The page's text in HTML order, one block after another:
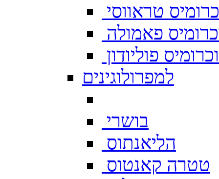
טראווסי
פאמולה
פוליודון
למפרולוגינים
בושרי
הליאנתוס
טטרה קאנטוס